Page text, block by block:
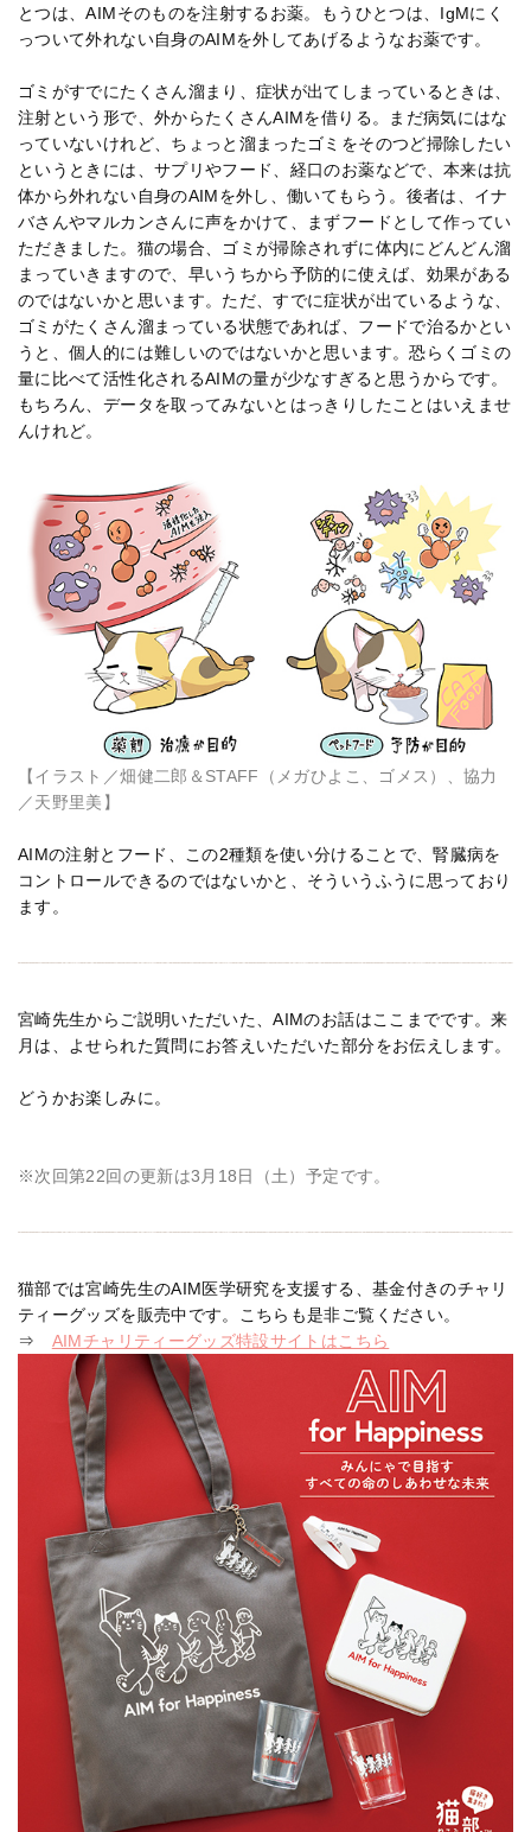
とつは、AIMそのものを注射するお薬。もうひとつは、IgMにく
っついて外れない自身のAIMを外してあげるようなお薬です。
ゴミがすでにたくさん溜まり、症状が出てしまっているときは、
注射という形で、外からたくさんAIMを借りる。まだ病気にはな
っていないけれど、ちょっと溜まったゴミをそのつど掃除したい
というときには、サプリやフード、経口のお薬などで、本来は抗
体から外れない自身のAIMを外し、働いてもらう。後者は、イナ
バさんやマルカンさんに声をかけて、まずフードとして作ってい
ただきました。猫の場合、ゴミが掃除されずに体内にどんどん溜
まっていきますので、早いうちから予防的に使えば、効果がある
のではないかと思います。ただ、すでに症状が出ているような、
ゴミがたくさん溜まっている状態であれば、フードで治るかとい
うと、個人的には難しいのではないかと思います。恐らくゴミの
量に比べて活性化されるAIMの量が少なすぎると思うからです。
もちろん、データを取ってみないとはっきりしたことはいえませ
んけれど。
【イラスト／畑健二郎＆STAFF（メガひよこ、ゴメス）、協力
／天野里美】
AIMの注射とフード、この2種類を使い分けることで、腎臓病を
コントロールできるのではないかと、そういうふうに思っており
ます。
宮崎先生からご説明いただいた、AIMのお話はここまでです。来
月は、よせられた質問にお答えいただいた部分をお伝えします。
どうかお楽しみに。
※次回第22回の更新は3月18日（土）予定です。
猫部では宮崎先生のAIM医学研究を支援する、基金付きのチャリ
ティーグッズを販売中です。こちらも是非ご覧ください。
⇒ AIMチャリティーグッズ特設サイトはこちら